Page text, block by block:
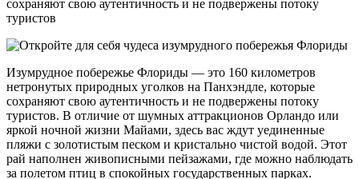
сохраняют свою аутентичность и не подвержены потоку
туристов
Изумрудное побережье Флориды — это 160 километров
нетронутых природных уголков на Панхэндле, которые
сохраняют свою аутентичность и не подвержены потоку
туристов. В отличие от шумных аттракционов Орландо или
яркой ночной жизни Майами, здесь вас ждут уединенные
пляжи с золотистым песком и кристально чистой водой. Этот
рай наполнен живописными пейзажами, где можно наблюдать
за полетом птиц в спокойных государственных парках.